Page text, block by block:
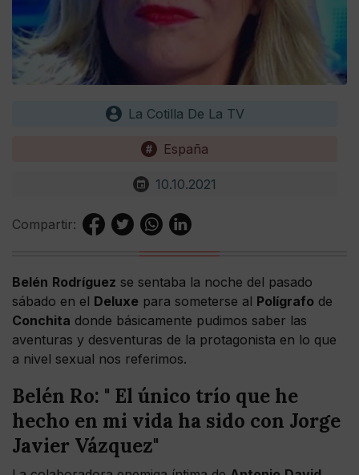
La Cotilla De La TV
España
10.10.2021
Compartir:
Belén Rodríguez se sentaba la noche del pasado
sábado en el Deluxe para someterse al Polígrafo de
Conchita donde básicamente pudimos saber las
aventuras y desventuras de la protagonista en lo que
a nivel sexual nos referimos.
Belén Ro: " El único trío que he
hecho en mi vida ha sido con Jorge
Javier Vázquez"